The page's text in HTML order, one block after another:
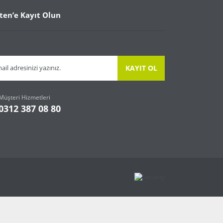
Kayıt Olun
KAYIT OL
Hizmetleri
387 08 80